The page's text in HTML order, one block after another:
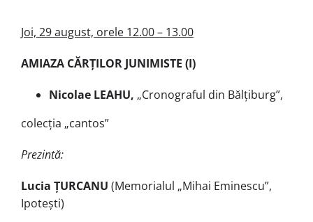
Joi, 29 august, orele 12.00 – 13.00
AMIAZA CĂRȚILOR JUNIMISTE (I)
Nicolae LEAHU, „Cronograful din Bălțiburg”,
colecţia „cantos”
Prezintă:
Lucia ȚURCANU (Memorialul „Mihai Eminescu”,
Ipotești)